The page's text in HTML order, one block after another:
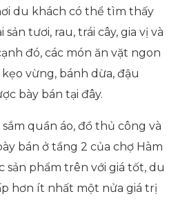
du khách có thể tìm thấy
tươi, rau, trái cây, gia vị và
đó, các món ăn vặt ngon
vừng, bánh dừa, đậu
bày bán tại đây.
quần áo, đồ thủ công và
bán ở tầng 2 của chợ Hàm
sản phẩm trên với giá tốt, du
hơn ít nhất một nửa giá trị